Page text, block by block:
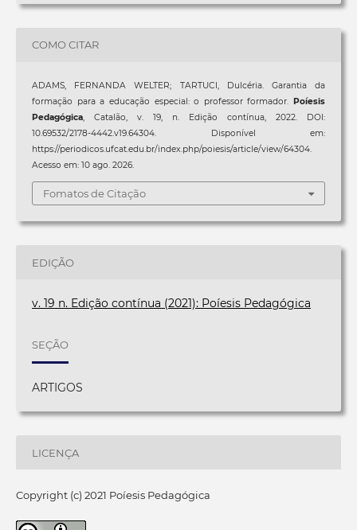
COMO CITAR
ADAMS, FERNANDA WELTER; TARTUCI, Dulcéria. Garantia da
formação para a educação especial: o professor formador.Poíesis
Pedagógica, Catalão, v. 19, n. Edição contínua, 2022. DOI:
10.69532/2178-4442.v19.64304. Disponível em:
https://periodicos.ufcat.edu.br/index.php/poiesis/article/view/64304.
Acesso em: 10 ago. 2026.
Fomatos de Citação
EDIÇÃO
v. 19 n. Edição contínua (2021): Poíesis Pedagógica
SEÇÃO
ARTIGOS
LICENÇA
Copyright (c) 2021 Poíesis Pedagógica